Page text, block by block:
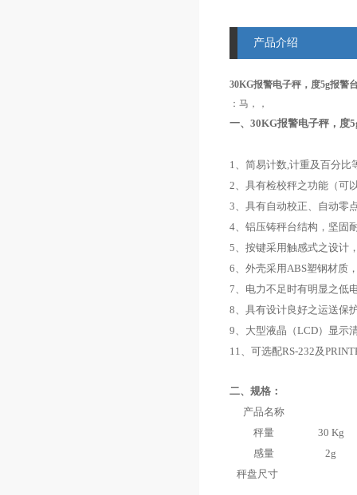
产品介绍
30KG报警电子秤，度5g报警
：马，，
一、 30KG报警电子秤，度
1、 简易计数,计重及百分比
2、 具有检校秤之功能 （可
3、 具有自动校正、自动零
4、 铝压铸秤台结构，坚固
5、 按键采用触感式之设计
6、 外壳采用ABS塑钢材质
7、 电力不足时有明显之低
8、 具有设计良好之运送保
9、 大型液晶 （LCD） 显示
11、 可选配RS-232及
二、 规格：
产品名称
秤量
30 Kg
感量
2g
秤盘尺寸